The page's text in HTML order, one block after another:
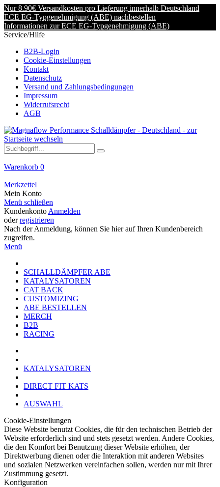
Nur 8.90€ Versandkosten pro Lieferung innerhalb Deutschland
ECE EG-Typgenehmigung (ABE) nachbestellen
Informationen zur ECE EG-Typgenehmigung (ABE)
Service/Hilfe
B2B-Login
Cookie-Einstellungen
Kontakt
Datenschutz
Versand und Zahlungsbedingungen
Impressum
Widerrufsrecht
AGB
Warenkorb 0
Merkzettel
Mein Konto
Menü schließen
Kundenkonto Anmelden
oderregistrieren
Nach der Anmeldung, können Sie hier auf Ihren Kundenbereich
zugreifen.
Menü
SCHALLDÄMPFER ABE
KATALYSATOREN
CAT BACK
CUSTOMIZING
ABE BESTELLEN
MERCH
B2B
RACING
KATALYSATOREN
DIRECT FIT KATS
AUSWAHL
Cookie-Einstellungen
Diese Website benutzt Cookies, die für den technischen Betrieb der
Website erforderlich sind und stets gesetzt werden. Andere Cookies,
die den Komfort bei Benutzung dieser Website erhöhen, der
Direktwerbung dienen oder die Interaktion mit anderen Websites
und sozialen Netzwerken vereinfachen sollen, werden nur mit Ihrer
Zustimmung gesetzt.
Konfiguration